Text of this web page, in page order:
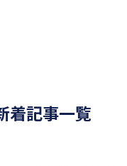
着記事一覧